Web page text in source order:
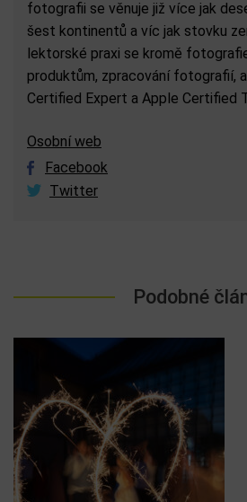
fotografii se věnuje již více jak
šest kontinentů a víc jak stovku
lektorské praxi se kromě
produktům, zpracování fotografií,
Certified Expert a Apple Certified
Osobní web
Facebook
Twitter
Podobné